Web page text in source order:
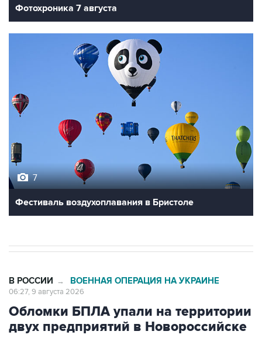
Фотохроника 7 августа
7
Фестиваль воздухоплавания в Бристоле
В РОССИИ → ВОЕННАЯ ОПЕРАЦИЯ НА УКРАИНЕ
06:27, 9 августа 2026
Обломки БПЛА упали на территории
двух предприятий в Новороссийске